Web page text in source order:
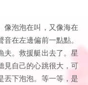
泡泡在叫，又像海在
在左邊偏前一點點。
夫。救援艇出去了。星
見自己的心跳很大，可
丟下泡泡。等一等，是